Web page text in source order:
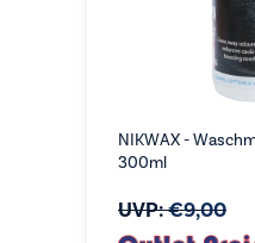
NIKWAX -
300ml
UVP:€9,00